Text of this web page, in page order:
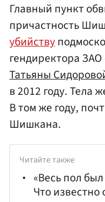
Главный пункт
причастность
убийству
гендиректора
Татьяны
в 2012 году. Тела
В том же году,
Шишкана.
Читайте также
«Весь пол
Что известно